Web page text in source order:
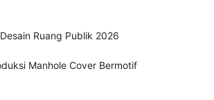
Ruang Publik 2026
Manhole Cover Bermotif